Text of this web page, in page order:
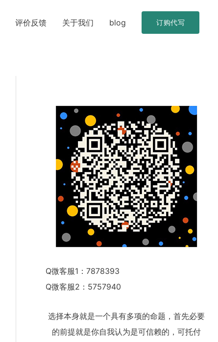
评价反馈 关于我们 blog 订购代写
Q微客服1：7878393
Q微客服2：5757940
选择本身就是一个具有多项的命题，首先必要
的前提就是你自我认为是可信赖的，可托付